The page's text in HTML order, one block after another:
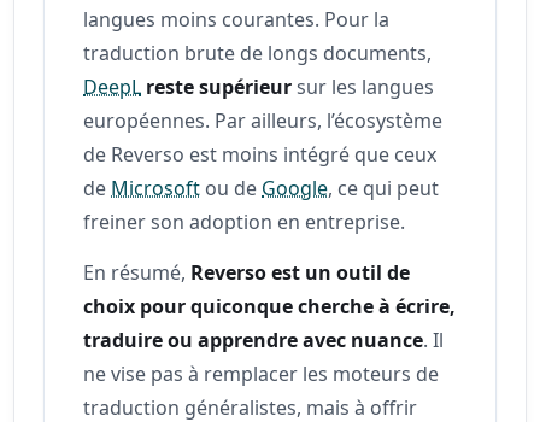
langues moins courantes. Pour la
traduction brute de longs documents,
DeepL reste supérieursur les langues
européennes. Par ailleurs, l’écosystème
de Reverso est moins intégré que ceux
de Microsoft ou de Google, ce qui peut
freiner son adoption en entreprise.
En résumé, Reverso est un outil de
choix pour quiconque cherche à écrire,
traduire ou apprendre avec nuance. Il
ne vise pas à remplacer les moteurs de
traduction généralistes, mais à offrir